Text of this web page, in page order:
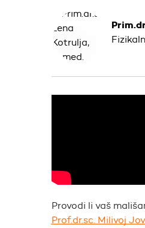
Provodi li vaš
Prof.dr.sc. Milivoj